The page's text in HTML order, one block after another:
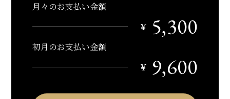
月々のお支払い金額
￥ 5,300
初月のお支払い金額
￥ 9,600